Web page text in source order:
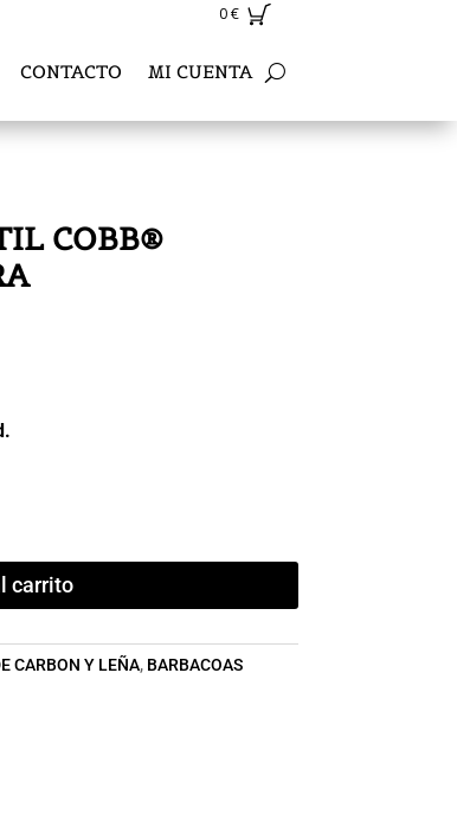
0€
CONTACTO MI CUENTA
COBB®
carrito
CARBON Y LEÑA, BARBACOAS